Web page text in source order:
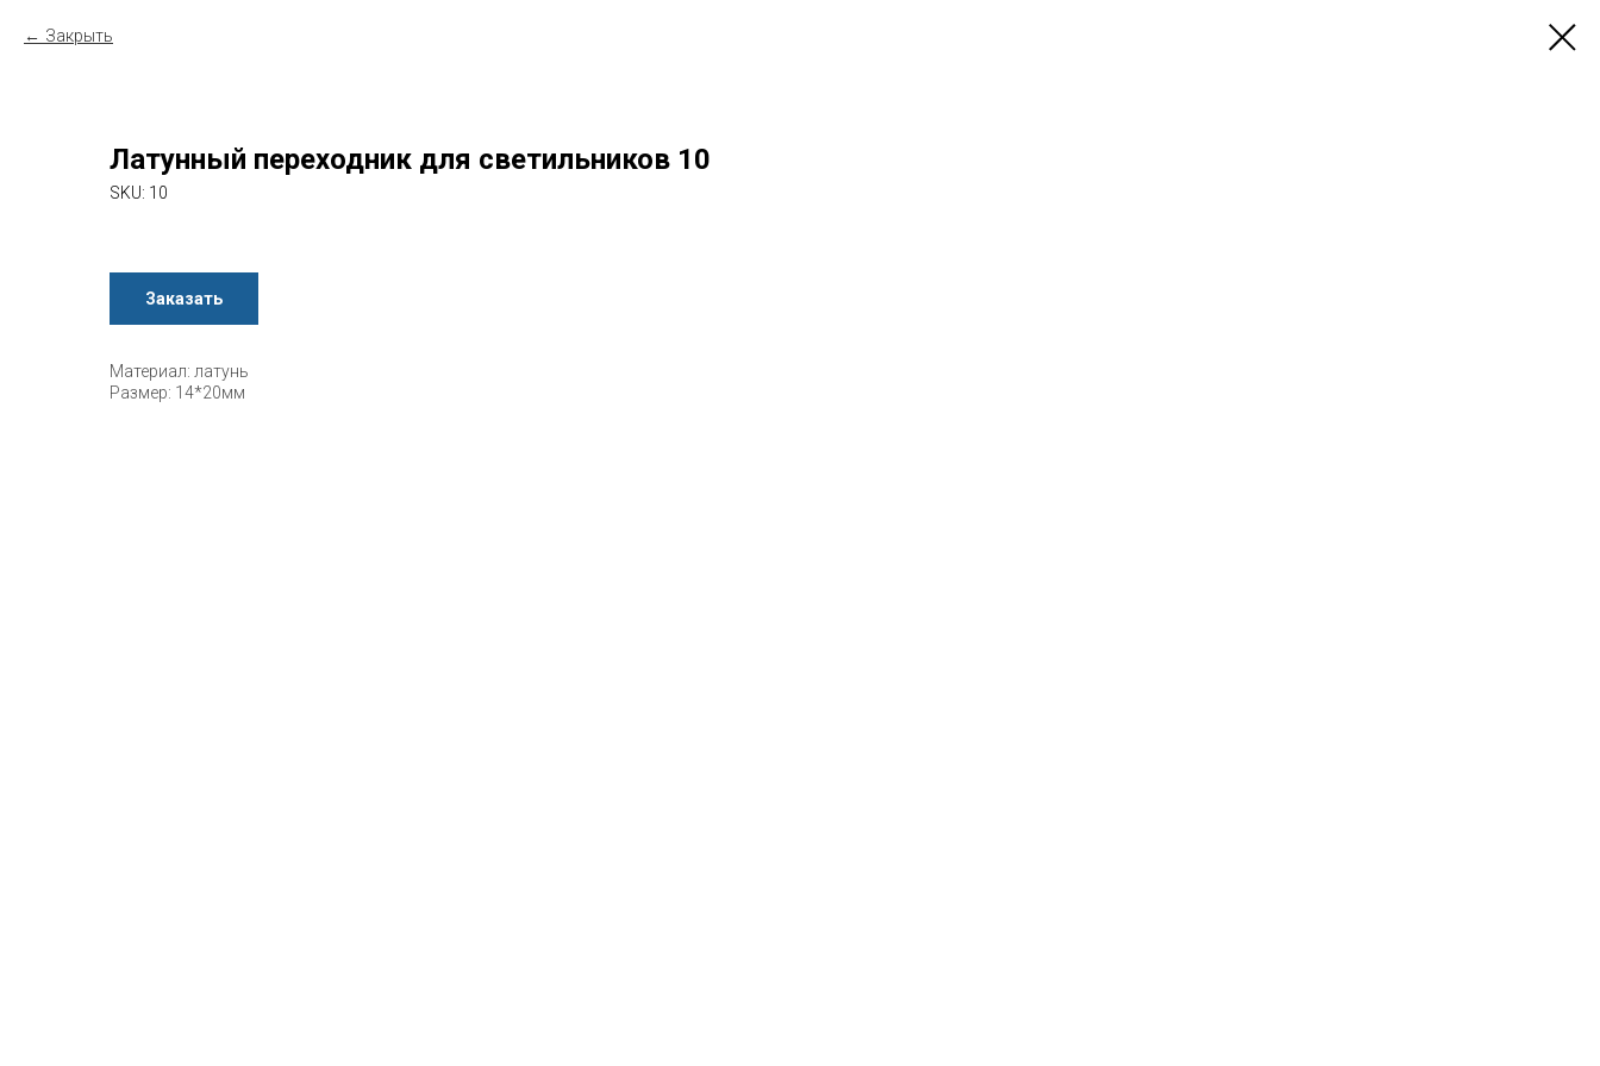
Закрыть
Латунный переходник для светильников 10
SKU: 10
Заказать
Материал: латунь
Размер: 14*20мм